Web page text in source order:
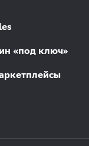
«под ключ»